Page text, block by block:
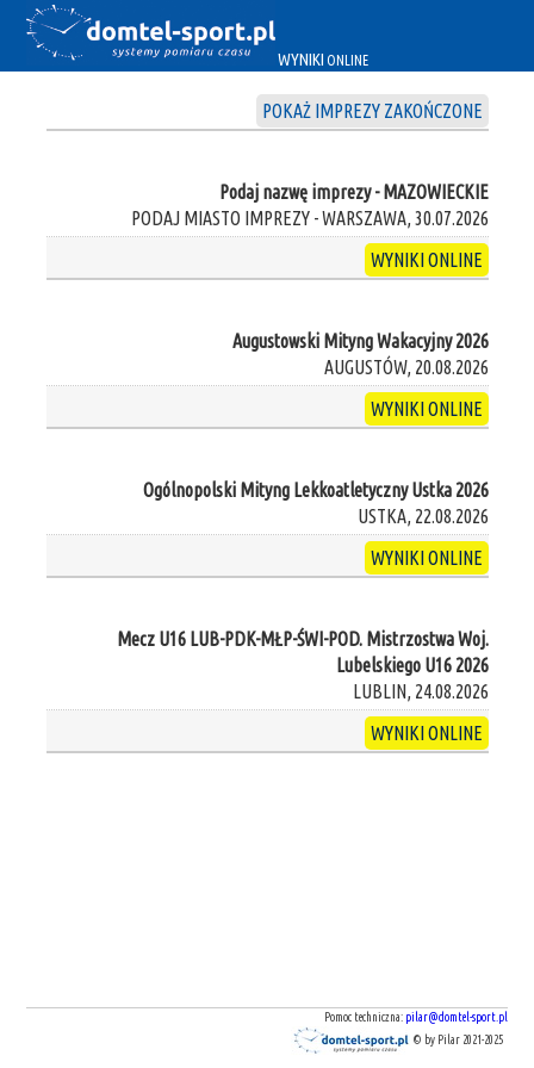
WYNIKI ONLINE
POKAŻ IMPREZY ZAKOŃCZONE
Podaj nazwę imprezy - MAZOWIECKIE
PODAJ MIASTO IMPREZY - WARSZAWA, 30.07.2026
WYNIKI ONLINE
Augustowski Mityng Wakacyjny 2026
AUGUSTÓW, 20.08.2026
WYNIKI ONLINE
Ogólnopolski Mityng Lekkoatletyczny Ustka 2026
USTKA, 22.08.2026
WYNIKI ONLINE
Mecz U16 LUB-PDK-MŁP-ŚWI-POD. Mistrzostwa Woj.
Lubelskiego U16 2026
LUBLIN, 24.08.2026
WYNIKI ONLINE
Pomoc techniczna: pilar@domtel-sport.pl
© by Pilar 2021-2025